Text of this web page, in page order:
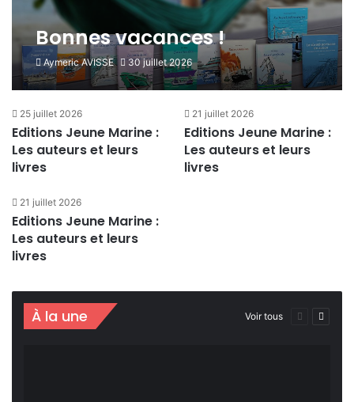
Bonnes vacances !
Aymeric AVISSE 30 juillet 2026
25 juillet 2026
Editions Jeune Marine :
Les auteurs et leurs
livres
21 juillet 2026
Editions Jeune Marine :
Les auteurs et leurs
livres
21 juillet 2026
Editions Jeune Marine :
Les auteurs et leurs
livres
À la une Voir tous
PagePage